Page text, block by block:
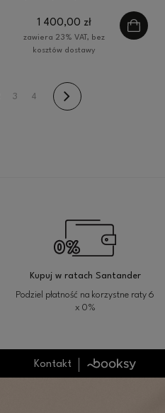
1 400,00 zł
zawiera 23% VAT, bez
kosztów dostawy
3 4
Kupuj w ratach Santander
Podziel płatność na korzystne raty 6
x 0%
Kontakt